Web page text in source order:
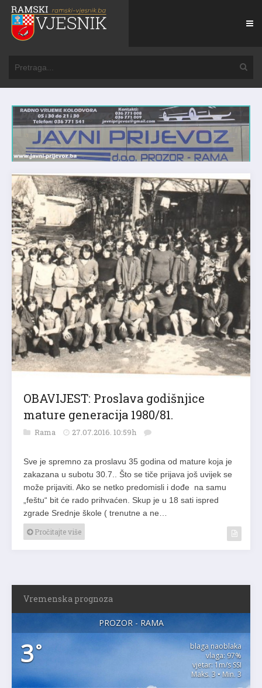
OBAVIJEST: Proslava godišnjice
mature generacija 1980/81.
Rama 27.07.2016. 10:59h
Sve je spremno za proslavu 35 godina od mature koja je
zakazana u subotu 30.7.. Što se tiče prijava još uvijek se
može prijaviti. Ako se netko predomisli i dođe na samu
„feštu“ bit će rado prihvaćen. Skup je u 18 sati ispred
zgrade Srednje škole ( trenutne a ne…
Pročitajte više
Vremenska prognoza
PROZOR - RAMA
3°
blaga naoblaka
vlaga: 97%
vjetar: 1m/s SSI
Maks. 3 • Min. 3